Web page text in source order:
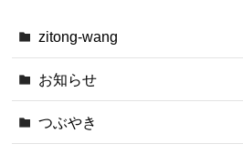
zitong-wang
お知らせ
つぶやき